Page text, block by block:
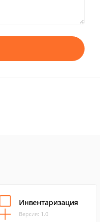
Инвентаризация
Версия: 1.0